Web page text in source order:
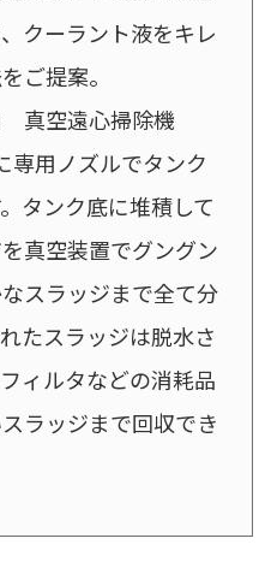
クーラント液をキレ
ご提案。
真空遠心掃除機
専用ノズルでタンク
タンク底に堆積して
真空装置でグングン
スラッジまで全て分
たスラッジは脱水さ
ィルタなどの消耗品
ラッジまで回収でき